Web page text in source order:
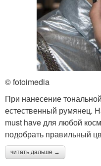
© fotoimedia
При нанесение
естественный румянец.
must have для любой
подобрать правильный
читать дальше →